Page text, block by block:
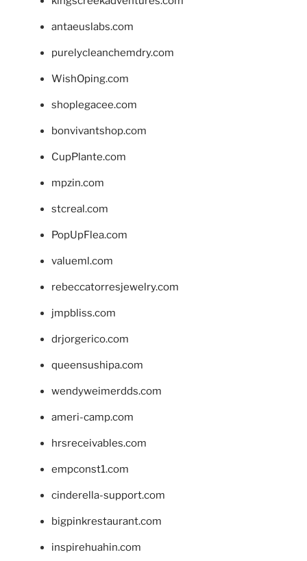
antaeuslabs.com
purelycleanchemdry.com
WishOping.com
shoplegacee.com
bonvivantshop.com
CupPlante.com
mpzin.com
stcreal.com
PopUpFlea.com
valueml.com
rebeccatorresjewelry.com
jmpbliss.com
drjorgerico.com
queensushipa.com
wendyweimerdds.com
ameri-camp.com
hrsreceivables.com
empconst1.com
cinderella-support.com
bigpinkrestaurant.com
inspirehuahin.com